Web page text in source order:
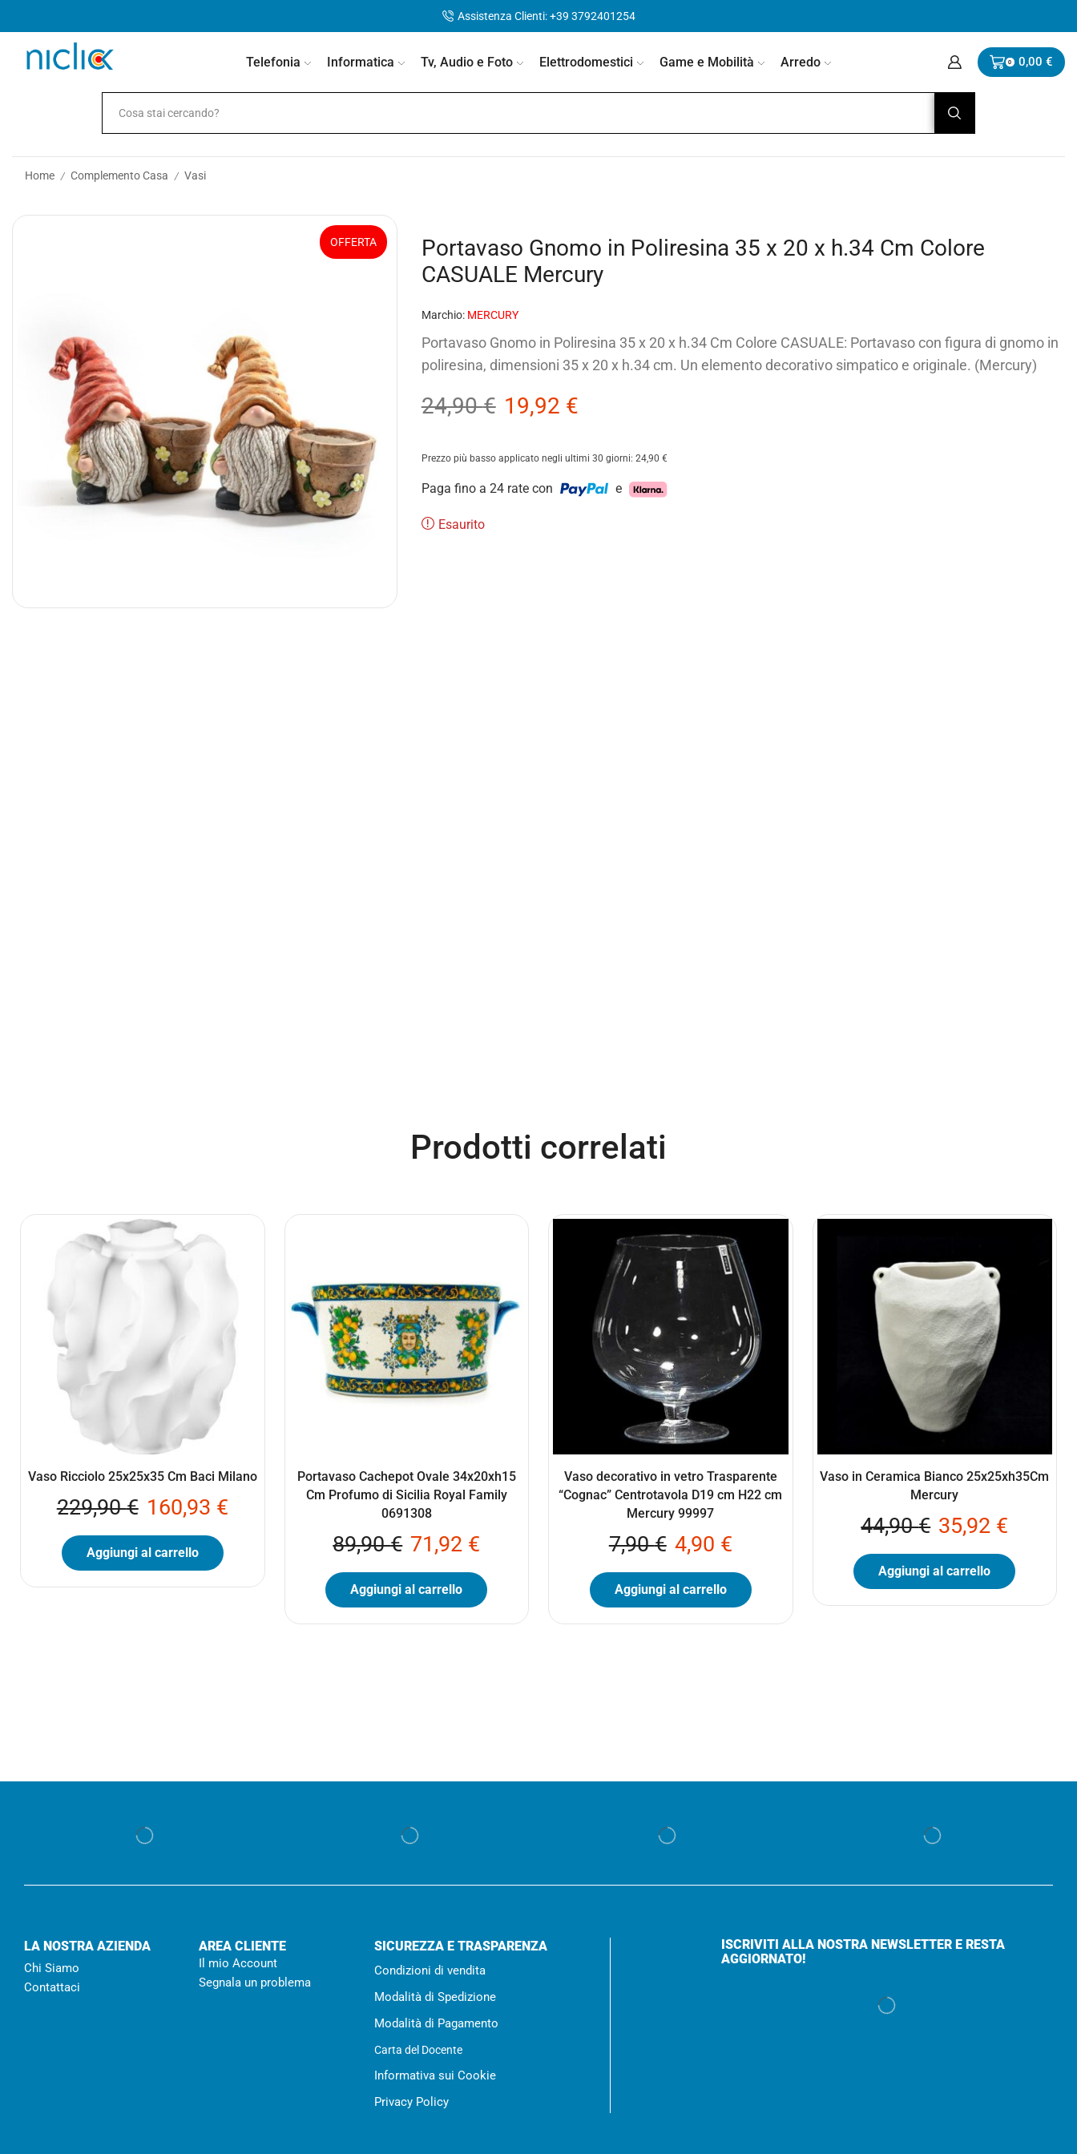
Assistenza Clienti: +39 3792401254
Telefonia Informatica Tv, Audio e Foto Elettrodomestici Game e Mobilità Arredo 0 0,00 €
Home / Complemento Casa / Vasi
OFFERTA
Portavaso Gnomo in Poliresina 35 x 20 x h.34 Cm Colore
CASUALE Mercury
Marchio: MERCURY
Portavaso Gnomo in Poliresina 35 x 20 x h.34 Cm Colore CASUALE: Portavaso con figura di gnomo in
poliresina, dimensioni 35 x 20 x h.34 cm. Un elemento decorativo simpatico e originale. (Mercury)
24,90€ 19,92 €
Prezzo più basso applicato negli ultimi 30 giorni: 24,90 €
Paga fino a 24 rate con e
Esaurito
Prodotti correlati
Vaso Ricciolo 25x25x35 Cm Baci Milano
229,90€ 160,93 €
Aggiungi al carrello
Portavaso Cachepot Ovale 34x20xh15
Cm Profumo di Sicilia Royal Family
0691308
89,90€ 71,92 €
Aggiungi al carrello
Vaso decorativo in vetro Trasparente
“Cognac” Centrotavola D19 cm H22 cm
Mercury 99997
7,90€ 4,90 €
Aggiungi al carrello
Vaso in Ceramica Bianco 25x25xh35Cm
Mercury
44,90€ 35,92 €
Aggiungi al carrello
LA NOSTRA AZIENDA
Chi Siamo
Contattaci
AREA CLIENTE
Il mio Account
Segnala un problema
SICUREZZA E TRASPARENZA
Condizioni di vendita
Modalità di Spedizione
Modalità di Pagamento
Carta del Docente
Informativa sui Cookie
Privacy Policy
ISCRIVITI ALLA NOSTRA NEWSLETTER E RESTA
AGGIORNATO!